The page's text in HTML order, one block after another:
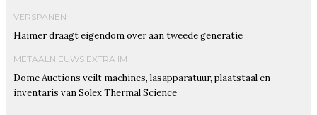
VERSPANEN
Haimer draagt eigendom over aan tweede generatie
METAALNIEUWS EXTRA IM
Dome Auctions veilt machines, lasapparatuur, plaatstaal en
inventaris van Solex Thermal Science